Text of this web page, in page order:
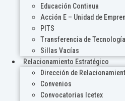
Educación Continua
Acción E – Unidad de
PITS
Transferencia de Tecnología
Sillas Vacías
Relacionamiento Estratégico
Dirección de
Convenios
Convocatorias Icetex